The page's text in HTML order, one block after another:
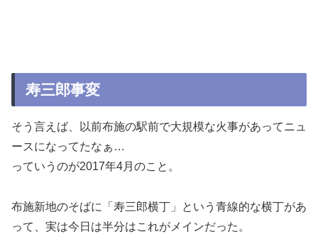
寿三郎事変
そう言えば、以前布施の駅前で大規模な火事があってニュ
ースになってたなぁ…
っていうのが2017年4月のこと。
布施新地のそばに「寿三郎横丁」という青線的な横丁があ
って、実は今日は半分はこれがメインだった。